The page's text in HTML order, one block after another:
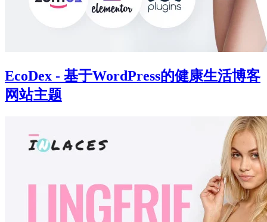
EcoDex - 基于WordPress的健康生活博客
网站主题